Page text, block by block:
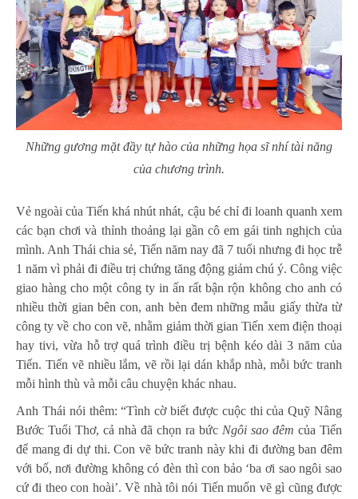
Những gương mặt đầy tự hào của những họa sĩ nhí tài năng
của chương trình.
Vẻ ngoài của Tiến khá nhút nhát, cậu bé chỉ đi loanh quanh xem
các bạn chơi và thỉnh thoảng lại gần cô em gái tinh nghịch của
mình. Anh Thái chia sẻ, Tiến năm nay đã 7 tuổi nhưng đi học trễ
1 năm vì phải đi điều trị chứng tăng động giảm chú ý. Công việc
giao hàng cho một công ty in ấn rất bận rộn không cho anh có
nhiều thời gian bên con, anh bèn đem những mẫu giấy thừa từ
công ty về cho con vẽ, nhằm giảm thời gian Tiến xem điện thoại
hay tivi, vừa hỗ trợ quá trình điều trị bệnh kéo dài 3 năm của
Tiến. Tiến vẽ nhiều lắm, vẽ rồi lại dán khắp nhà, mỗi bức tranh
mỗi hình thù và mỗi câu chuyện khác nhau.
Anh Thái nói thêm: “Tình cờ biết được cuộc thi của Quỹ Nâng
Bước Tuổi Thơ, cả nhà đã chọn ra bức Ngôi sao đêm của Tiến
để mang đi dự thi. Con vẽ bức tranh này khi đi đường ban đêm
với bố, nơi đường không có đèn thì con bảo ‘ba ơi sao ngôi sao
cứ đi theo con hoài’. Về nhà tôi nói Tiến muốn vẽ gì cũng được